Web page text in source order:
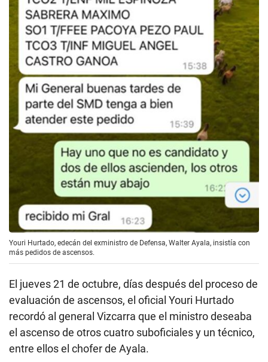
Youri Hurtado, edecán del exministro de Defensa, Walter Ayala, insistía con
más pedidos de ascensos.
El jueves 21 de octubre, días después del proceso de
evaluación de ascensos, el oficial Youri Hurtado
recordó al general Vizcarra que el ministro deseaba
el ascenso de otros cuatro suboficiales y un técnico,
entre ellos el chofer de Ayala.